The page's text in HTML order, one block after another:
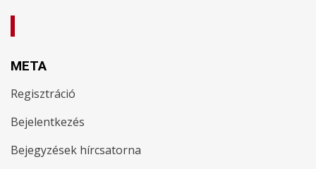
META
Regisztráció
Bejelentkezés
Bejegyzések hírcsatorna